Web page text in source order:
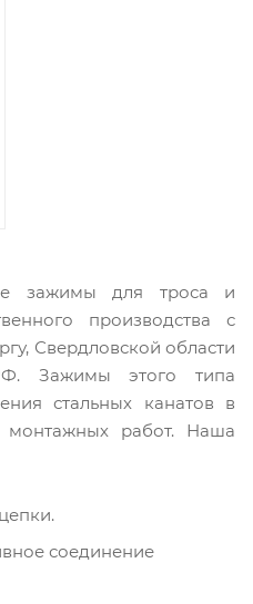
зажимы для троса и
производства с
Свердловской области
Зажимы этого типа
стальных канатов в
монтажных работ. Наша
соединение